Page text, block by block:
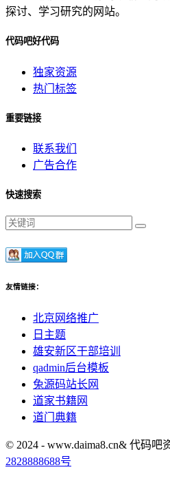
探讨、学习研究的网站。
代码吧好代码
独家资源
热门标签
重要链接
联系我们
广告合作
快速搜索
友情链接：
北京网络推广
日主题
雄安新区干部培训
qadmin后台模板
兔源码站长网
道家书籍网
道门典籍
© 2024 - www.daima8.cn& 代码吧
2828888688号